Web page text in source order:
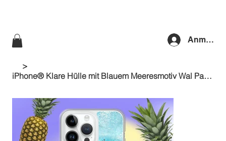
>
iPhone® Klare Hülle mit Blauem Meeresmotiv Wal Pastellfarben Follow Through Hülle